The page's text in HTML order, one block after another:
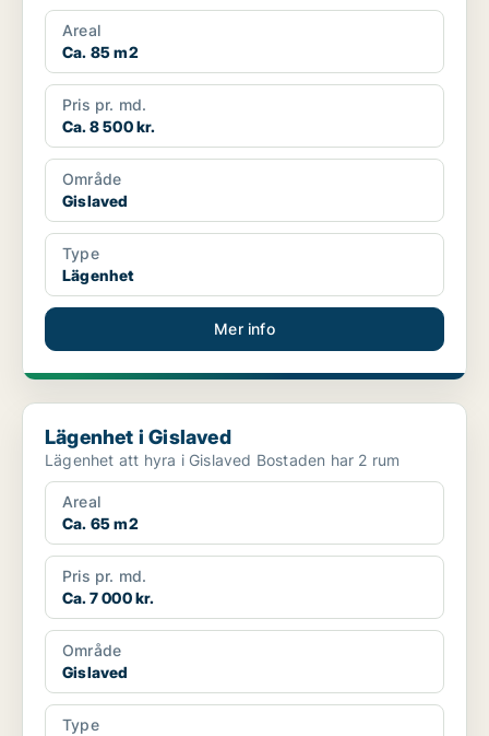
Areal
Ca. 85 m2
Pris pr. md.
Ca. 8 500 kr.
Område
Gislaved
Type
Lägenhet
Mer info
Lägenhet i Gislaved
Lägenhet i Gislaved
Lägenhet att hyra i Gislaved Bostaden har 2 rum
Areal
Ca. 65 m2
Pris pr. md.
Ca. 7 000 kr.
Område
Gislaved
Type